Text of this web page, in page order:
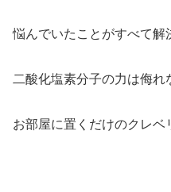
悩んでいたことがすべて解
二酸化塩素分子の力は侮れ
お部屋に置くだけのクレベ